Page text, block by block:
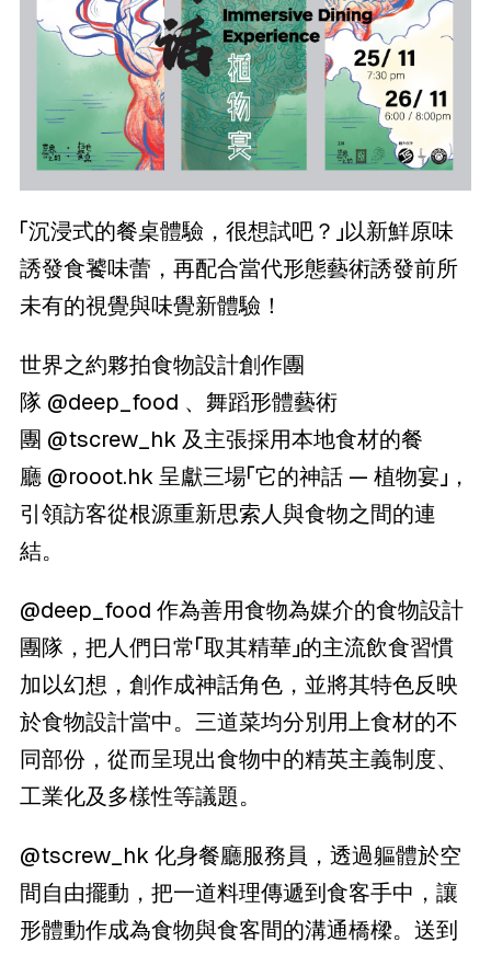
「沉浸式的餐桌體驗，很想試吧？」以新鮮原味
誘發食饕味蕾，再配合當代形態藝術誘發前所
未有的視覺與味覺新體驗！
世界之約夥拍食物設計創作團
隊 @deep_food 、舞蹈形體藝術
團 @tscrew_hk 及主張採用本地食材的餐
廳 @rooot.hk 呈獻三場「它的神話 — 植物宴」，
引領訪客從根源重新思索人與食物之間的連
結。
@deep_food 作為善用食物為媒介的食物設計
團隊，把人們日常「取其精華」的主流飲食習慣
加以幻想，創作成神話角色，並將其特色反映
於食物設計當中。三道菜均分別用上食材的不
同部份，從而呈現出食物中的精英主義制度、
工業化及多樣性等議題。
@tscrew_hk 化身餐廳服務員，透過軀體於空
間自由擺動，把一道料理傳遞到食客手中，讓
形體動作成為食物與食客間的溝通橋樑。送到